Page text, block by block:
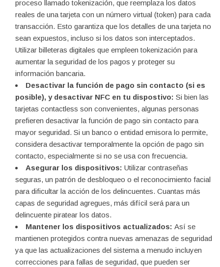
proceso llamado tokenización, que reemplaza los datos
reales de una tarjeta con un número virtual (token) para cada
transacción. Esto garantiza que los detalles de una tarjeta no
sean expuestos, incluso si los datos son interceptados.
Utilizar billeteras digitales que empleen tokenización para
aumentar la seguridad de los pagos y proteger su
información bancaria.
Desactivar la función de pago sin contacto (si es
posible), y desactivar NFC en tu dispostivo: Si bien las
tarjetas contactless son convenientes, algunas personas
prefieren desactivar la función de pago sin contacto para
mayor seguridad. Si un banco o entidad emisora lo permite,
considera desactivar temporalmente la opción de pago sin
contacto, especialmente si no se usa con frecuencia.
Asegurar los dispositivos: Utilizar contraseñas
seguras, un patrón de desbloqueo o el reconocimiento facial
para dificultar la acción de los delincuentes. Cuantas más
capas de seguridad agregues, más difícil será para un
delincuente piratear los datos.
Mantener los dispositivos actualizados: Así se
mantienen protegidos contra nuevas amenazas de seguridad
ya que las actualizaciones del sistema a menudo incluyen
correcciones para fallas de seguridad, que pueden ser